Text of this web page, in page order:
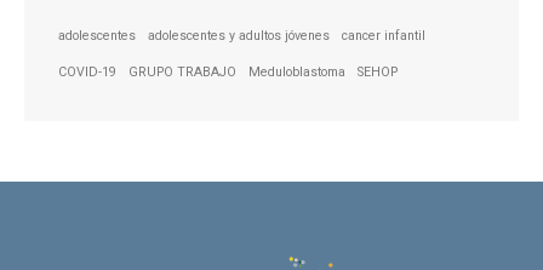
adolescentes adolescentes y adultos jóvenes cancer infantil
COVID-19 GRUPO TRABAJO Meduloblastoma SEHOP